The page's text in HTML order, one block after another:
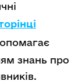
знань про